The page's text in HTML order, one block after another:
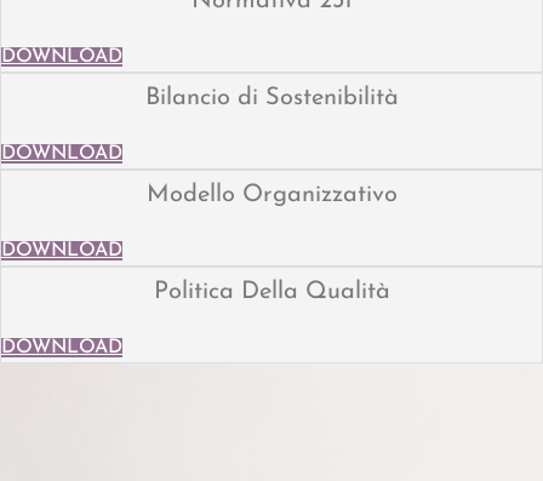
DOWNLOAD
Bilancio di Sostenibilità
DOWNLOAD
Modello Organizzativo
DOWNLOAD
Politica Della Qualità
DOWNLOAD